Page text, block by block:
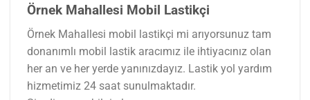
Örnek Mahallesi Mobil Lastikçi
Örnek Mahallesi mobil lastikçi mi arıyorsunuz tam
donanımlı mobil lastik aracımız ile ihtiyacınız olan
her an ve her yerde yanınızdayız. Lastik yol yardım
hizmetimiz 24 saat sunulmaktadır.